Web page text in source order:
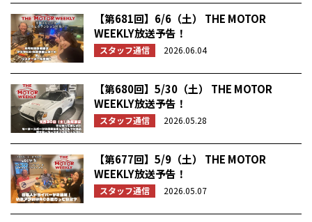
【第681回】6/6（土） THE MOTOR
WEEKLY放送予告！
スタッフ通信 2026.06.04
【第680回】5/30（土） THE MOTOR
WEEKLY放送予告！
スタッフ通信 2026.05.28
【第677回】5/9（土） THE MOTOR
WEEKLY放送予告！
スタッフ通信 2026.05.07